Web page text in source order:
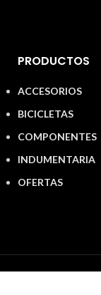
PRODUCTOS
ACCESORIOS
BICICLETAS
COMPONENTES
INDUMENTARIA
OFERTAS